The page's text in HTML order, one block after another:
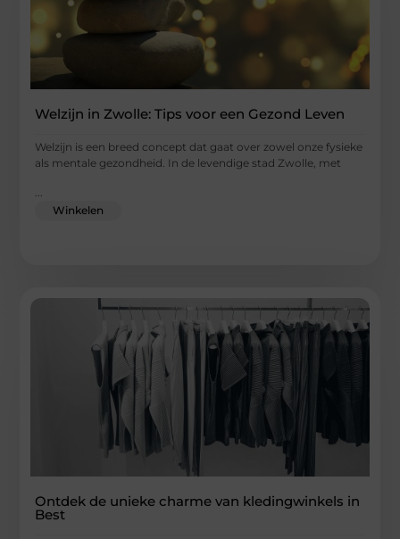
Welzijn in Zwolle: Tips voor een Gezond Leven
Welzijn is een breed concept dat gaat over zowel onze fysieke
als mentale gezondheid. In de levendige stad Zwolle, met
Winkelen
Ontdek de unieke charme van kledingwinkels in
Best